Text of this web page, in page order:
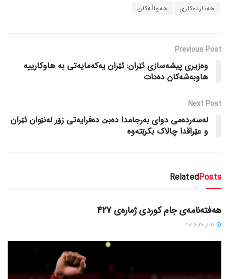
هه‌نارده‌کاری
هه‌واڵه‌کان
Previous Post
وه‌زیری پیشه‌سازی ئێران: ئێران یه‌که‌مایه‌تی به‌ هاوکارییه‌
هاوبه‌شه‌کان ده‌دات
Next Post
له‌سه‌رده‌می دوای به‌رجامدا ده‌بێ ده‌فرایه‌تی زۆر له‌نێوان ئێران
و عێراقدا چالاک بکرێته‌وه‌
RelatedPosts
دسته‌بندی نشده
هەفتەنامەی جام کوردی ژمارەی 427
ئایار 20, 2026